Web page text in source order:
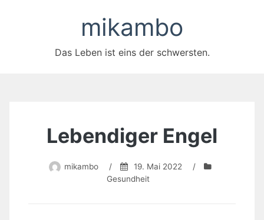
mikambo
Das Leben ist eins der schwersten.
Lebendiger Engel
mikambo / 19. Mai 2022
/
Gesundheit